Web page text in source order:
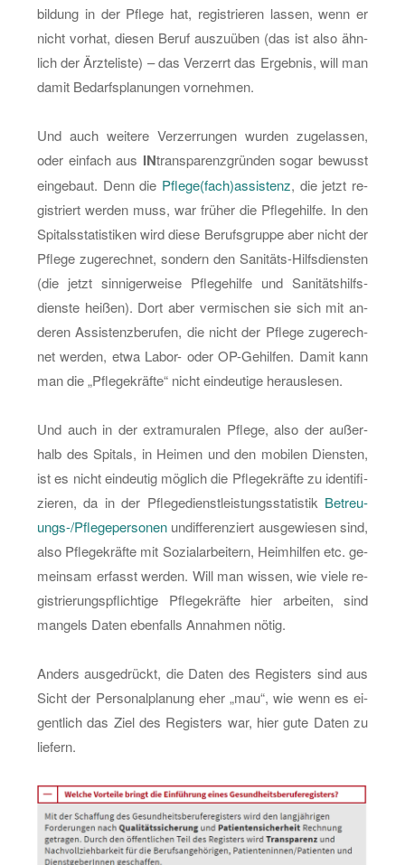
bil­dung in der Pfle­ge hat, re­gis­trie­ren las­sen, wenn er
nicht vor­hat, die­sen Beruf aus­zu­üben (das ist also ähn­
lich der Ärz­te­lis­te) – das Ver­zerrt das Er­geb­nis, will man
damit Be­darfs­pla­nun­gen vor­neh­men.
Und auch wei­te­re Ver­zer­run­gen wur­den zu­ge­las­sen,
oder ein­fach aus INtrans­pa­renz­grün­den sogar be­wusst
ein­ge­baut. Denn die Pfle­ge(fach)as­sis­tenz, die jetzt re­
gis­triert wer­den muss, war frü­her die Pfle­ge­hil­fe. In den
Spi­tals­sta­tis­ti­ken wird diese Be­rufs­grup­pe aber nicht der
Pfle­ge zu­ge­rech­net, son­dern den Sa­ni­täts-Hilfs­diens­ten
(die jetzt sin­ni­ger­wei­se Pfle­ge­hil­fe und Sa­ni­täts­hilfs­
diens­te hei­ßen). Dort aber ver­mi­schen sie sich mit an­
de­ren As­sis­tenz­be­ru­fen, die nicht der Pfle­ge zu­ge­rech­
net wer­den, etwa La­bor- oder OP-Ge­hil­fen. Damit kann
man die „Pfle­ge­kräf­te“ nicht ein­deu­ti­ge her­aus­le­sen.
Und auch in der ex­tra­mu­ra­len Pfle­ge, also der au­ßer­
halb des Spi­tals, in Hei­men und den mo­bi­len Diens­ten,
ist es nicht ein­deu­tig mög­lich die Pfle­ge­kräf­te zu iden­ti­fi­
zie­ren, da in der Pfle­ge­dienst­leis­tungs­sta­tis­tik Be­treu­
ungs-/Pfle­ge­per­so­nen un­dif­fe­ren­ziert aus­ge­wie­sen sind,
also Pfle­ge­kräf­te mit So­zi­al­ar­bei­tern, Heim­hil­fen etc. ge­
mein­sam er­fasst wer­den. Will man wis­sen, wie viele re­
gis­trie­rungs­pflich­ti­ge Pfle­ge­kräf­te hier ar­bei­ten, sind
man­gels Daten eben­falls An­nah­men nötig.
An­ders aus­ge­drückt, die Daten des Re­gis­ters sind aus
Sicht der Per­so­nal­pla­nung eher „mau“, wie wenn es ei­
gent­lich das Ziel des Re­gis­ters war, hier gute Daten zu
lie­fern.